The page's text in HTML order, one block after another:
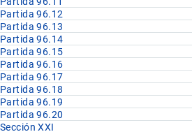
Partida 96.12
Partida 96.13
Partida 96.14
Partida 96.15
Partida 96.16
Partida 96.17
Partida 96.18
Partida 96.19
Partida 96.20
Sección XXI